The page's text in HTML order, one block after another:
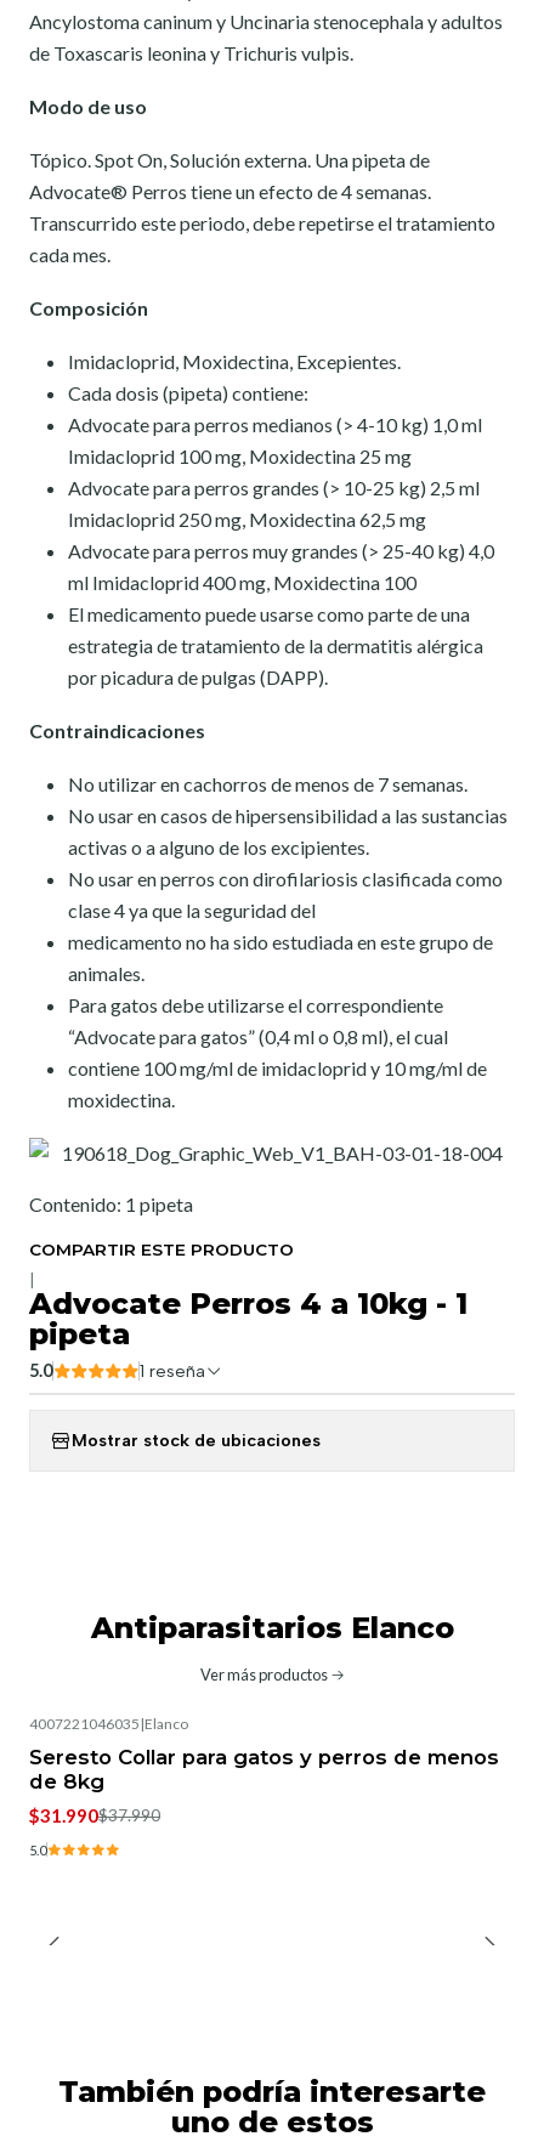
Ancylostoma caninum y Uncinaria stenocephala y adultos
de Toxascaris leonina y Trichuris vulpis.
Modo de uso
Tópico. Spot On, Solución externa. Una pipeta de
Advocate® Perros tiene un efecto de 4 semanas.
Transcurrido este periodo, debe repetirse el tratamiento
cada mes.
Composición
Imidacloprid, Moxidectina, Excepientes.
Cada dosis (pipeta) contiene:
Advocate para perros medianos (> 4-10 kg) 1,0 ml
Imidacloprid 100 mg, Moxidectina 25 mg
Advocate para perros grandes (> 10-25 kg) 2,5 ml
Imidacloprid 250 mg, Moxidectina 62,5 mg
Advocate para perros muy grandes (> 25-40 kg) 4,0
ml Imidacloprid 400 mg, Moxidectina 100
El medicamento puede usarse como parte de una
estrategia de tratamiento de la dermatitis alérgica
por picadura de pulgas (DAPP).
Contraindicaciones
No utilizar en cachorros de menos de 7 semanas.
No usar en casos de hipersensibilidad a las sustancias
activas o a alguno de los excipientes.
No usar en perros con dirofilariosis clasificada como
clase 4 ya que la seguridad del
medicamento no ha sido estudiada en este grupo de
animales.
Para gatos debe utilizarse el correspondiente
“Advocate para gatos” (0,4 ml o 0,8 ml), el cual
contiene 100 mg/ml de imidacloprid y 10 mg/ml de
moxidectina.
Contenido: 1 pipeta
COMPARTIR ESTE PRODUCTO
Advocate Perros 4 a 10kg - 1
pipeta
5.0 1 reseña
Mostrar stock de ubicaciones
Antiparasitarios Elanco
Ver más productos
4007221046035 |Elanco
Seresto Collar para gatos y perros de menos
de 8kg
$31.990$37.990
5.0
También podría interesarte
uno de estos